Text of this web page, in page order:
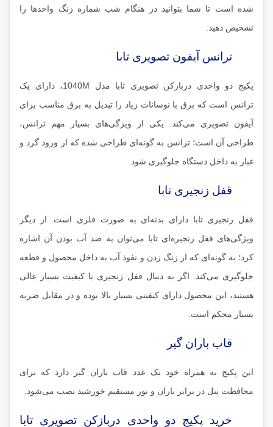
شده است تا شما بتوانید در هنگام شب شماره زنگ واحد‌ها را
تشخیص دهید.
ترانس آیفون تصویری تابا
پکیج دو واحدی دربازکن تصویری تابا مدل 1040M، دارای یک
ترانس است که برق با نوسانات زیاد را تبدیل به برق مناسب برای
آیفون تصویری می‌کند. یکی از ویژگی‌های بسیار مهم ترانس،
طراحی آن است؛ ترانس به گونه‌ای طراحی شده که از ورود گرد و
غبار به داخل دستگاه جلوگیری شود.
قفل زنجیری تابا
قفل زنجیری تابا دارای بدنه‌ای به صورت فلزی است. از دیگر
ویژگی‌های قفل زنجیره‌ای تابا می‌توان به ضد آب بودن آن اشاره
کرد؛ به گونه‌ای که از زنگ زدن و نفوذ آب به داخل محصول و قطعه
جلوگیری می‌کند. اگر به دنبال قفل زنجیری با کیفیت بسیار عالی
هستید، این محصول دارای کیفیتی بسیار بالا بوده و در مقابل ضربه
بسیار محکم است.
قاب باران گیر
این پکیج به همراه خود یک عدد قاب باران گیر دارد که برای
محافظت پنل در برابر باران و نور مستقیم خورشید نصب می‌شود.
خرید پکیج دو واحدی دربازکن تصویری تابا